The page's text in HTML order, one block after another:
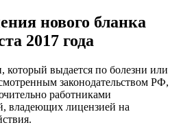
нового бланка
2017 года
который выдается по болезни или
законодательством РФ,
работниками
владеющих лицензией на